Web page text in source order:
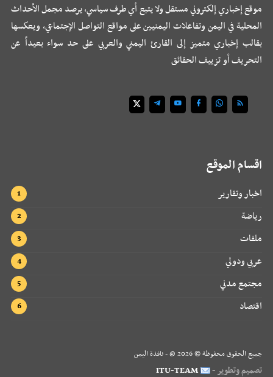
موقع إخباري إلكتروني مستقل ولا يتبع أي طرف سياسي، يرصد مجمل الأحداث
المحلية في اليمن وتفاعلات اليمنيين على مواقع التواصل الإجتماعي، ويعكسها
بقالب إخباري متميز إلى القارئ اليمني والعربي على حد سواء بعيداً عن
التحريف أو تزييف الحقائق
اقسام الموقع
اخبار وتقارير
رياضة
ملفات
عربي ودولي
مجتمع مدني
اقتصاد
جميع الحقوق محفوظة ©2026 @ - نافذة اليمن
تصميم وتطوير - ITU-TEAM